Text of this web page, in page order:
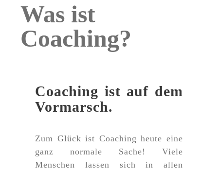
Was ist
Coaching?
Coaching ist auf dem
Vormarsch.
Zum Glück ist Coaching heute eine
ganz normale Sache! Viele
Menschen lassen sich in allen